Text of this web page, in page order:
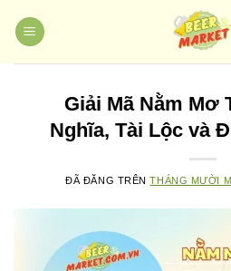
đến
Giải Mã Nằm Mơ
Nghĩa, Tài Lộc và
ĐÃ ĐĂNG TRÊNTHÁNG MƯỜI